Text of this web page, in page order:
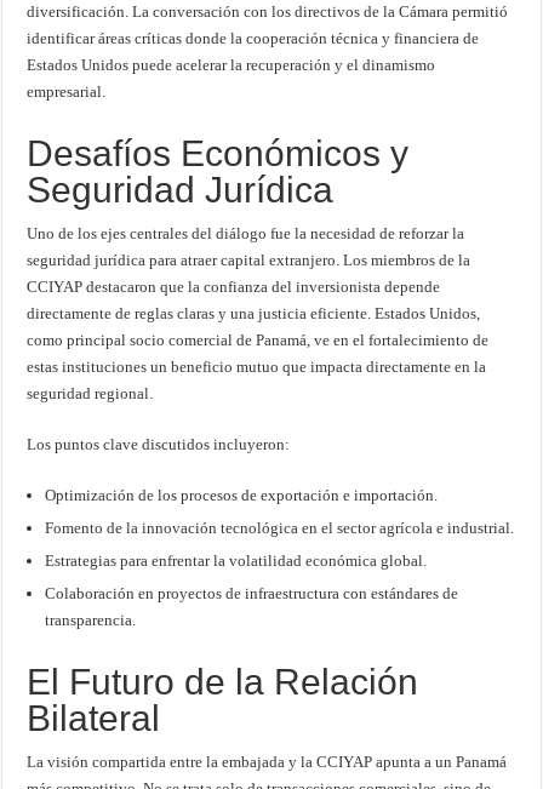
diversificación. La conversación con los directivos de la Cámara permitió
identificar áreas críticas donde la cooperación técnica y financiera de
Estados Unidos puede acelerar la recuperación y el dinamismo
empresarial.
Desafíos Económicos y
Seguridad Jurídica
Uno de los ejes centrales del diálogo fue la necesidad de reforzar la
seguridad jurídica para atraer capital extranjero. Los miembros de la
CCIYAP destacaron que la confianza del inversionista depende
directamente de reglas claras y una justicia eficiente. Estados Unidos,
como principal socio comercial de Panamá, ve en el fortalecimiento de
estas instituciones un beneficio mutuo que impacta directamente en la
seguridad regional.
Los puntos clave discutidos incluyeron:
Optimización de los procesos de exportación e importación.
Fomento de la innovación tecnológica en el sector agrícola e industrial.
Estrategias para enfrentar la volatilidad económica global.
Colaboración en proyectos de infraestructura con estándares de
transparencia.
El Futuro de la Relación
Bilateral
La visión compartida entre la embajada y la CCIYAP apunta a un Panamá